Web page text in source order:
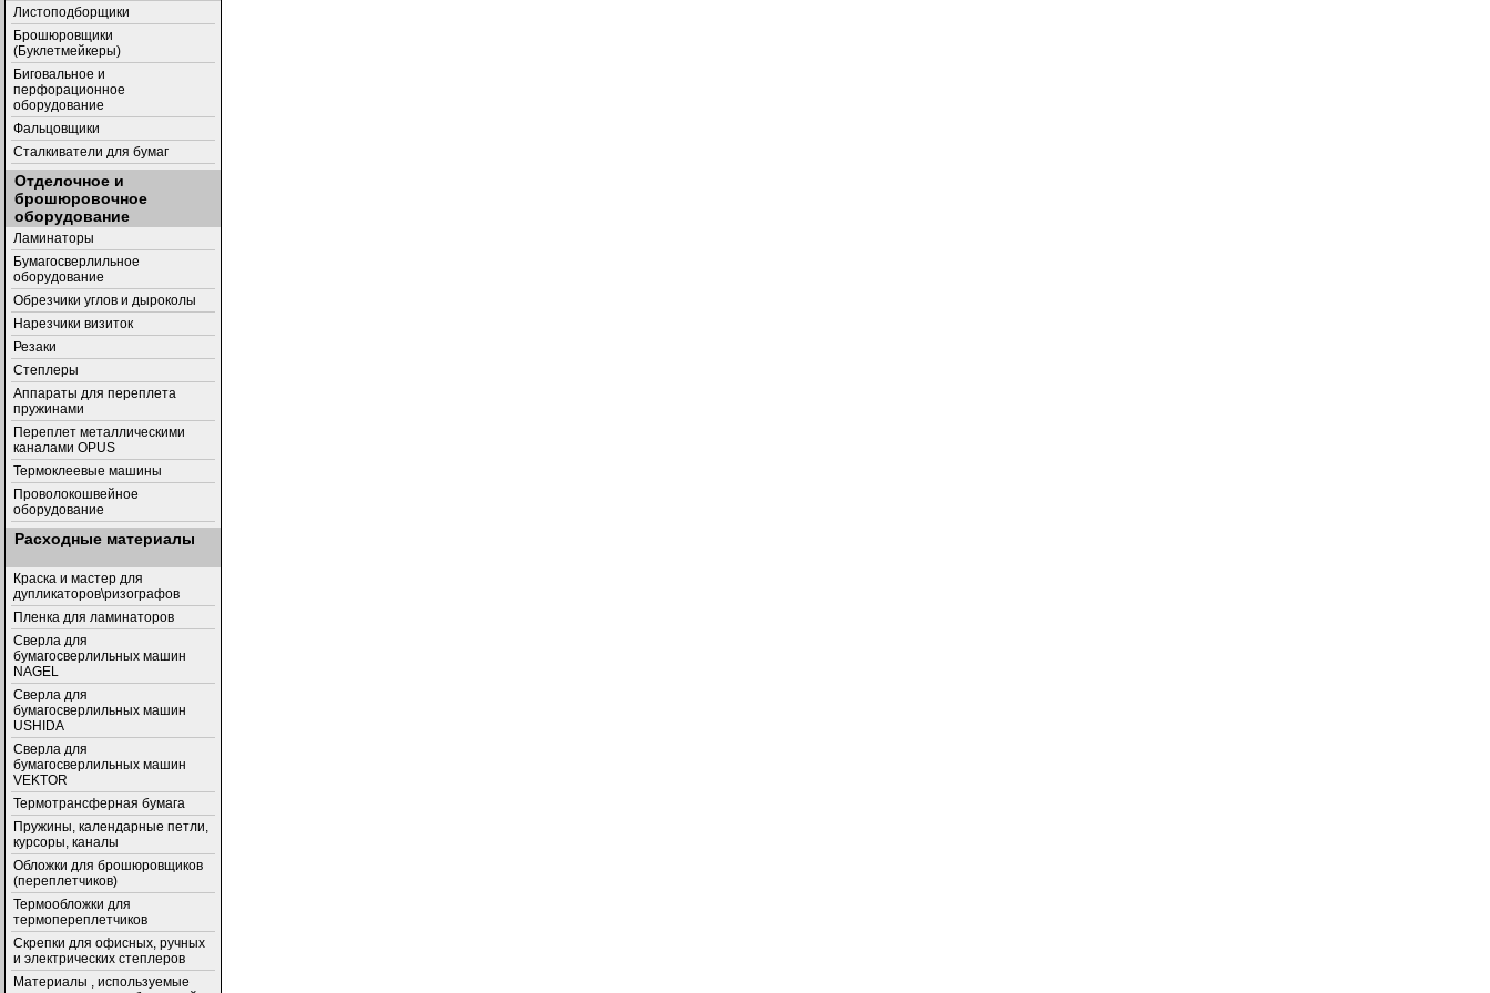
Листоподборщики
Брошюровщики
(Буклетмейкеры)
Биговальное и
перфорационное
оборудование
Фальцовщики
Сталкиватели для бумаг
Отделочное и
брошюровочное
оборудование
Ламинаторы
Бумагосверлильное
оборудование
Обрезчики углов и дыроколы
Нарезчики визиток
Резаки
Степлеры
Аппараты для переплета
пружинами
Переплет металлическими
каналами OPUS
Термоклеевые машины
Проволокошвейное
оборудование
Расходные материалы
Краска и мастер для
дупликаторов\ризографов
Пленка для ламинаторов
Сверла для
бумагосверлильных машин
NAGEL
Сверла для
бумагосверлильных машин
USHIDA
Cверла для
бумагосверлильных машин
VEKTOR
Термотрансферная бумага
Пружины, календарные петли,
курсоры, каналы
Обложки для брошюровщиков
(переплетчиков)
Термообложки для
термопереплетчиков
Скрепки для офисных, ручных
и электрических степлеров
Материалы , используемые